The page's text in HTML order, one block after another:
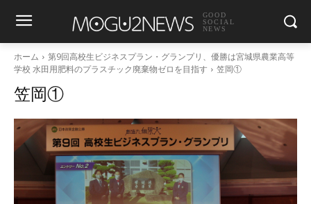
GOOD
SOCIAL
NEWS
ホーム
第9回高校生ビジネスプラン・グランプリ、優勝は宮城県農業高等
学校 水田用肥料のプラスチック廃棄物ゼロを目指す
笠岡①
笠岡①